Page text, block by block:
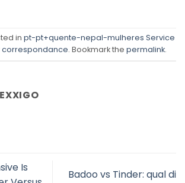
in pt-pt+quente-nepal-mulheres Service
. Bookmark the permalink.
EXXIGO
Is
Badoo vs Tinder: qual di